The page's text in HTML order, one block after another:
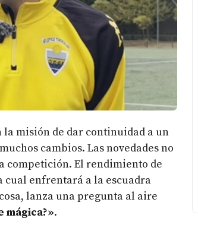
misión de dar continuidad a un
cambios. Las novedades no
competición. El rendimiento de
cual enfrentará a la escuadra
lanza una pregunta al aire
mágica?».